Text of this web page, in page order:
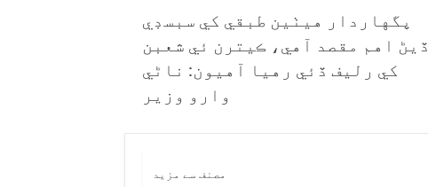
پگهاردار هيٺين طبقي کي سبسڊي
ڏيڻ اهم مقصد آهي، ڪيترن ئي شعبن
کي رليف ڏئي رهيا آهيون: ناڻي
وارو وزير
مصنف سے مزید